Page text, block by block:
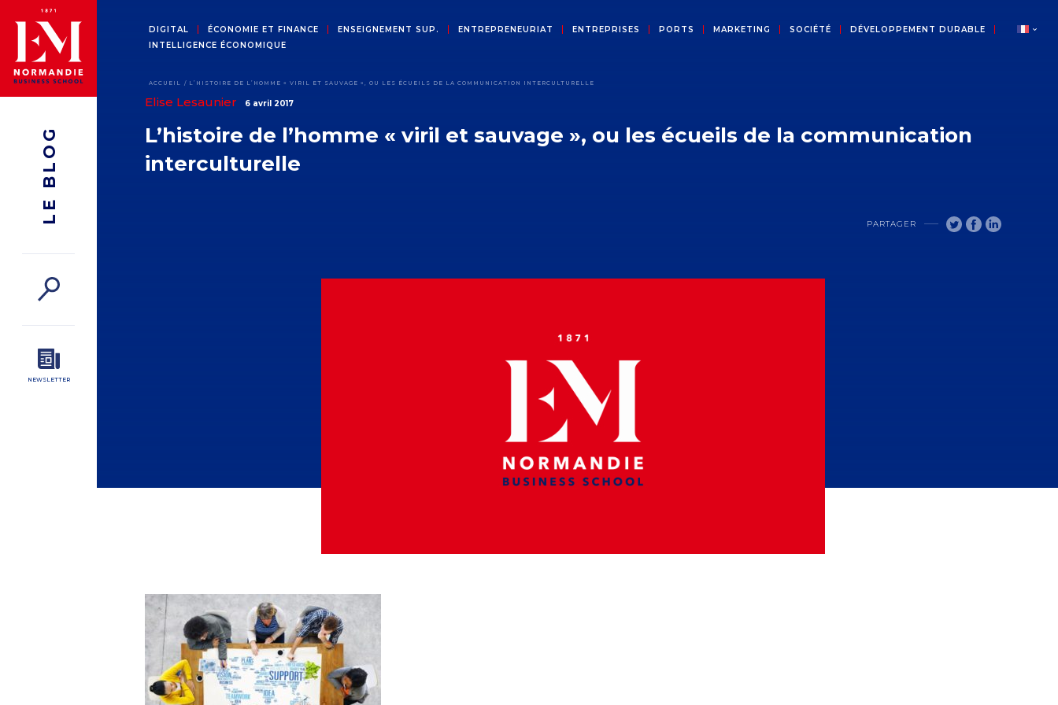
DIGITAL ÉCONOMIE ET FINANCE ENSEIGNEMENT SUP. ENTREPRENEURIAT ENTREPRISES PORTS MARKETING SOCIÉTÉ
DÉVELOPPEMENT DURABLE
INTELLIGENCE ÉCONOMIQUE
ACCUEIL L’HISTOIRE DE L’HOMME « VIRIL ET SAUVAGE », OU LES ÉCUEILS DE LA COMMUNICATION INTERCULTURELLE
LE BLOG
NEWSLETTER
Elise Lesaunier 6 avril 2017
L’histoire de l’homme « viril et sauvage », ou les écueils de la communication
interculturelle
PARTAGER